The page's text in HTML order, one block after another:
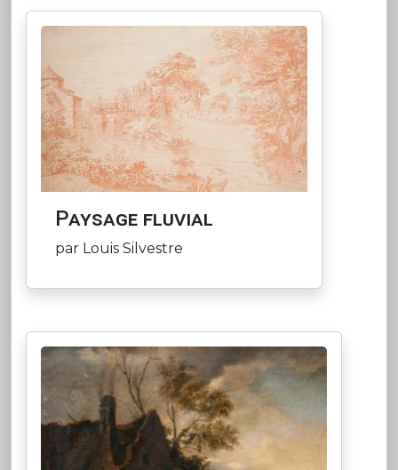
Paysage fluvial
par Louis Silvestre